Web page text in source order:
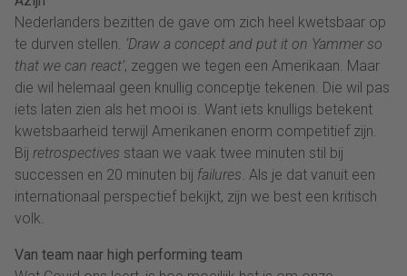
Nederlanders bezitten de gave om zich heel kwetsbaar op
te durven stellen. ‘Draw a concept and put it on Yammer so
that we can react’, zeggen we tegen een Amerikaan. Maar
die wil helemaal geen knullig conceptje tekenen. Die wil pas
iets laten zien als het mooi is. Want iets knulligs betekent
kwetsbaarheid terwijl Amerikanen enorm competitief zijn.
Bij retrospectives staan we vaak twee minuten stil bij
successen en 20 minuten bij failures. Als je dat vanuit een
internationaal perspectief bekijkt, zijn we best een kritisch
volk.
Van team naar high performing team